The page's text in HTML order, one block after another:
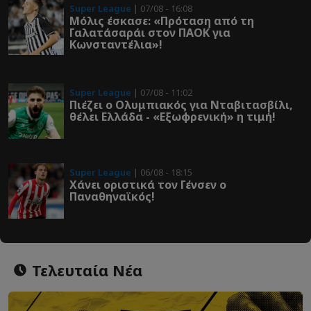
Super League | 07/08 - 16:08
Μόλις έσκασε: «Πρόταση από τη
Γαλατάσαράι στον ΠΑΟΚ για
Κωνσταντέλια»!
Super League | 07/08 - 11:02
Πιέζει ο Ολυμπιακός για Νταβιτασβίλι,
θέλει Ελλάδα - «Εξωφρενική» η τιμή!
Super League | 06/08 - 18:15
Χάνει οριστικά τον Γένσεν ο
Παναθηναϊκός!
Τελευταία Νέα